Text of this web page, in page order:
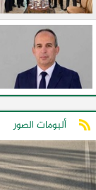
ألبومات الصور